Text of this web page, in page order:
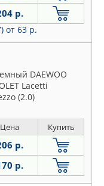
р.
от 63 р.
DAEWOO
Lacetti
(2.0)
Цена Купить
р.
р.